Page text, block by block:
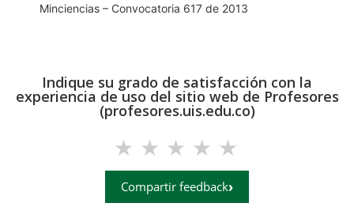
Minciencias – Convocatoria 617 de 2013
Indique su grado de satisfacción con la
experiencia de uso del sitio web de Profesores
(profesores.uis.edu.co)